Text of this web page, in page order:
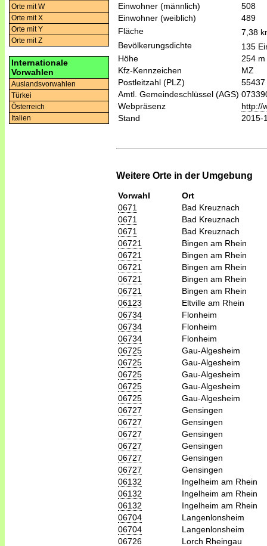
Orte mit W
Orte mit X
Orte mit Y
Orte mit Z
Internationale
Vorwahlen
Auslandsvorwahlen
Türkei
Österreich
Italien
Einwohner (männlich)
508
Einwohner (weiblich)
489
Fläche
7,38
Bevölkerungsdichte
135
Höhe
254
Kfz-Kennzeichen
MZ
Postleitzahl (PLZ)
55437
Amtl. Gemeindeschlüssel (AGS)
Webpräsenz
http://
Stand
2015-
Weitere Orte in der Umgebung
Vorwahl
Ort
0671
Bad Kreuznach
0671
Bad Kreuznach
0671
Bad Kreuznach
06721
Bingen am Rhein
06721
Bingen am Rhein
06721
Bingen am Rhein
06721
Bingen am Rhein
06721
Bingen am Rhein
06123
Eltville am Rhein
06734
Flonheim
06734
Flonheim
06734
Flonheim
06725
Gau-Algesheim
06725
Gau-Algesheim
06725
Gau-Algesheim
06725
Gau-Algesheim
06725
Gau-Algesheim
06727
Gensingen
06727
Gensingen
06727
Gensingen
06727
Gensingen
06727
Gensingen
06727
Gensingen
06132
Ingelheim am Rhein
06132
Ingelheim am Rhein
06132
Ingelheim am Rhein
06704
Langenlonsheim
06704
Langenlonsheim
06726
Lorch Rheingau